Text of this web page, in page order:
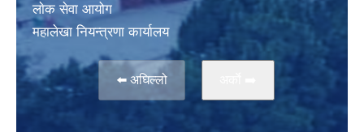
लाेक सेवा आयोग
महालेखा नियन्त्रणा कार्यालय
⬅️ अघिल्लो